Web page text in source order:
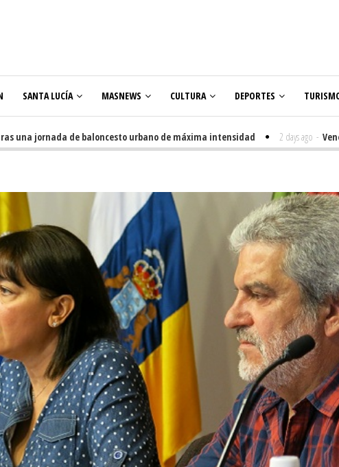
SANTA LUCÍA MASNEWS CULTURA DEPORTES
jornada de baloncesto urbano de máxima intensidad 2 days ago -